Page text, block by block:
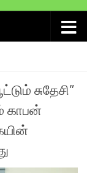
சுதேசி”
காபன்